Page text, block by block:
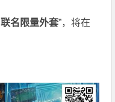
联名限量外套”，将在